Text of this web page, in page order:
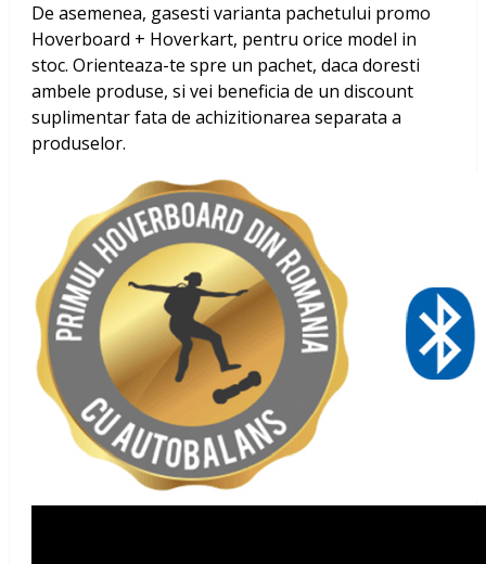
De asemenea, gasesti varianta pachetului promo
Hoverboard + Hoverkart, pentru orice model in
stoc. Orienteaza-te spre un pachet, daca doresti
ambele produse, si vei beneficia de un discount
suplimentar fata de achizitionarea separata a
produselor.